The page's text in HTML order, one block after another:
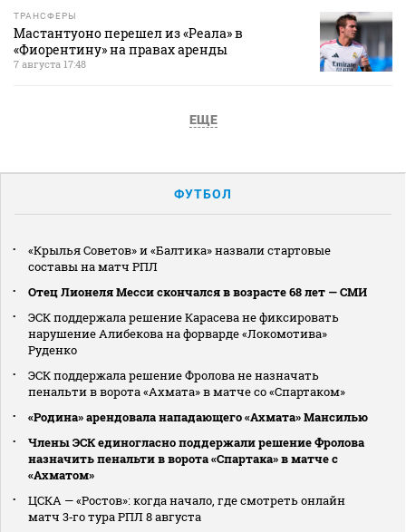
ТРАНСФЕРЫ
Мастантуоно перешел из «Реала» в
«Фиорентину» на правах аренды
7 августа 17:48
ЕЩЕ
ФУТБОЛ
«Крылья Советов» и «Балтика» назвали стартовые
составы на матч РПЛ
Отец Лионеля Месси скончался в возрасте 68 лет — СМИ
ЭСК поддержала решение Карасева не фиксировать
нарушение Алибекова на форварде «Локомотива»
Руденко
ЭСК поддержала решение Фролова не назначать
пенальти в ворота «Ахмата» в матче со «Спартаком»
«Родина» арендовала нападающего «Ахмата» Мансилью
Члены ЭСК единогласно поддержали решение Фролова
назначить пенальти в ворота «Спартака» в матче с
«Ахматом»
ЦСКА — «Ростов»: когда начало, где смотреть онлайн
матч 3‑го тура РПЛ 8 августа